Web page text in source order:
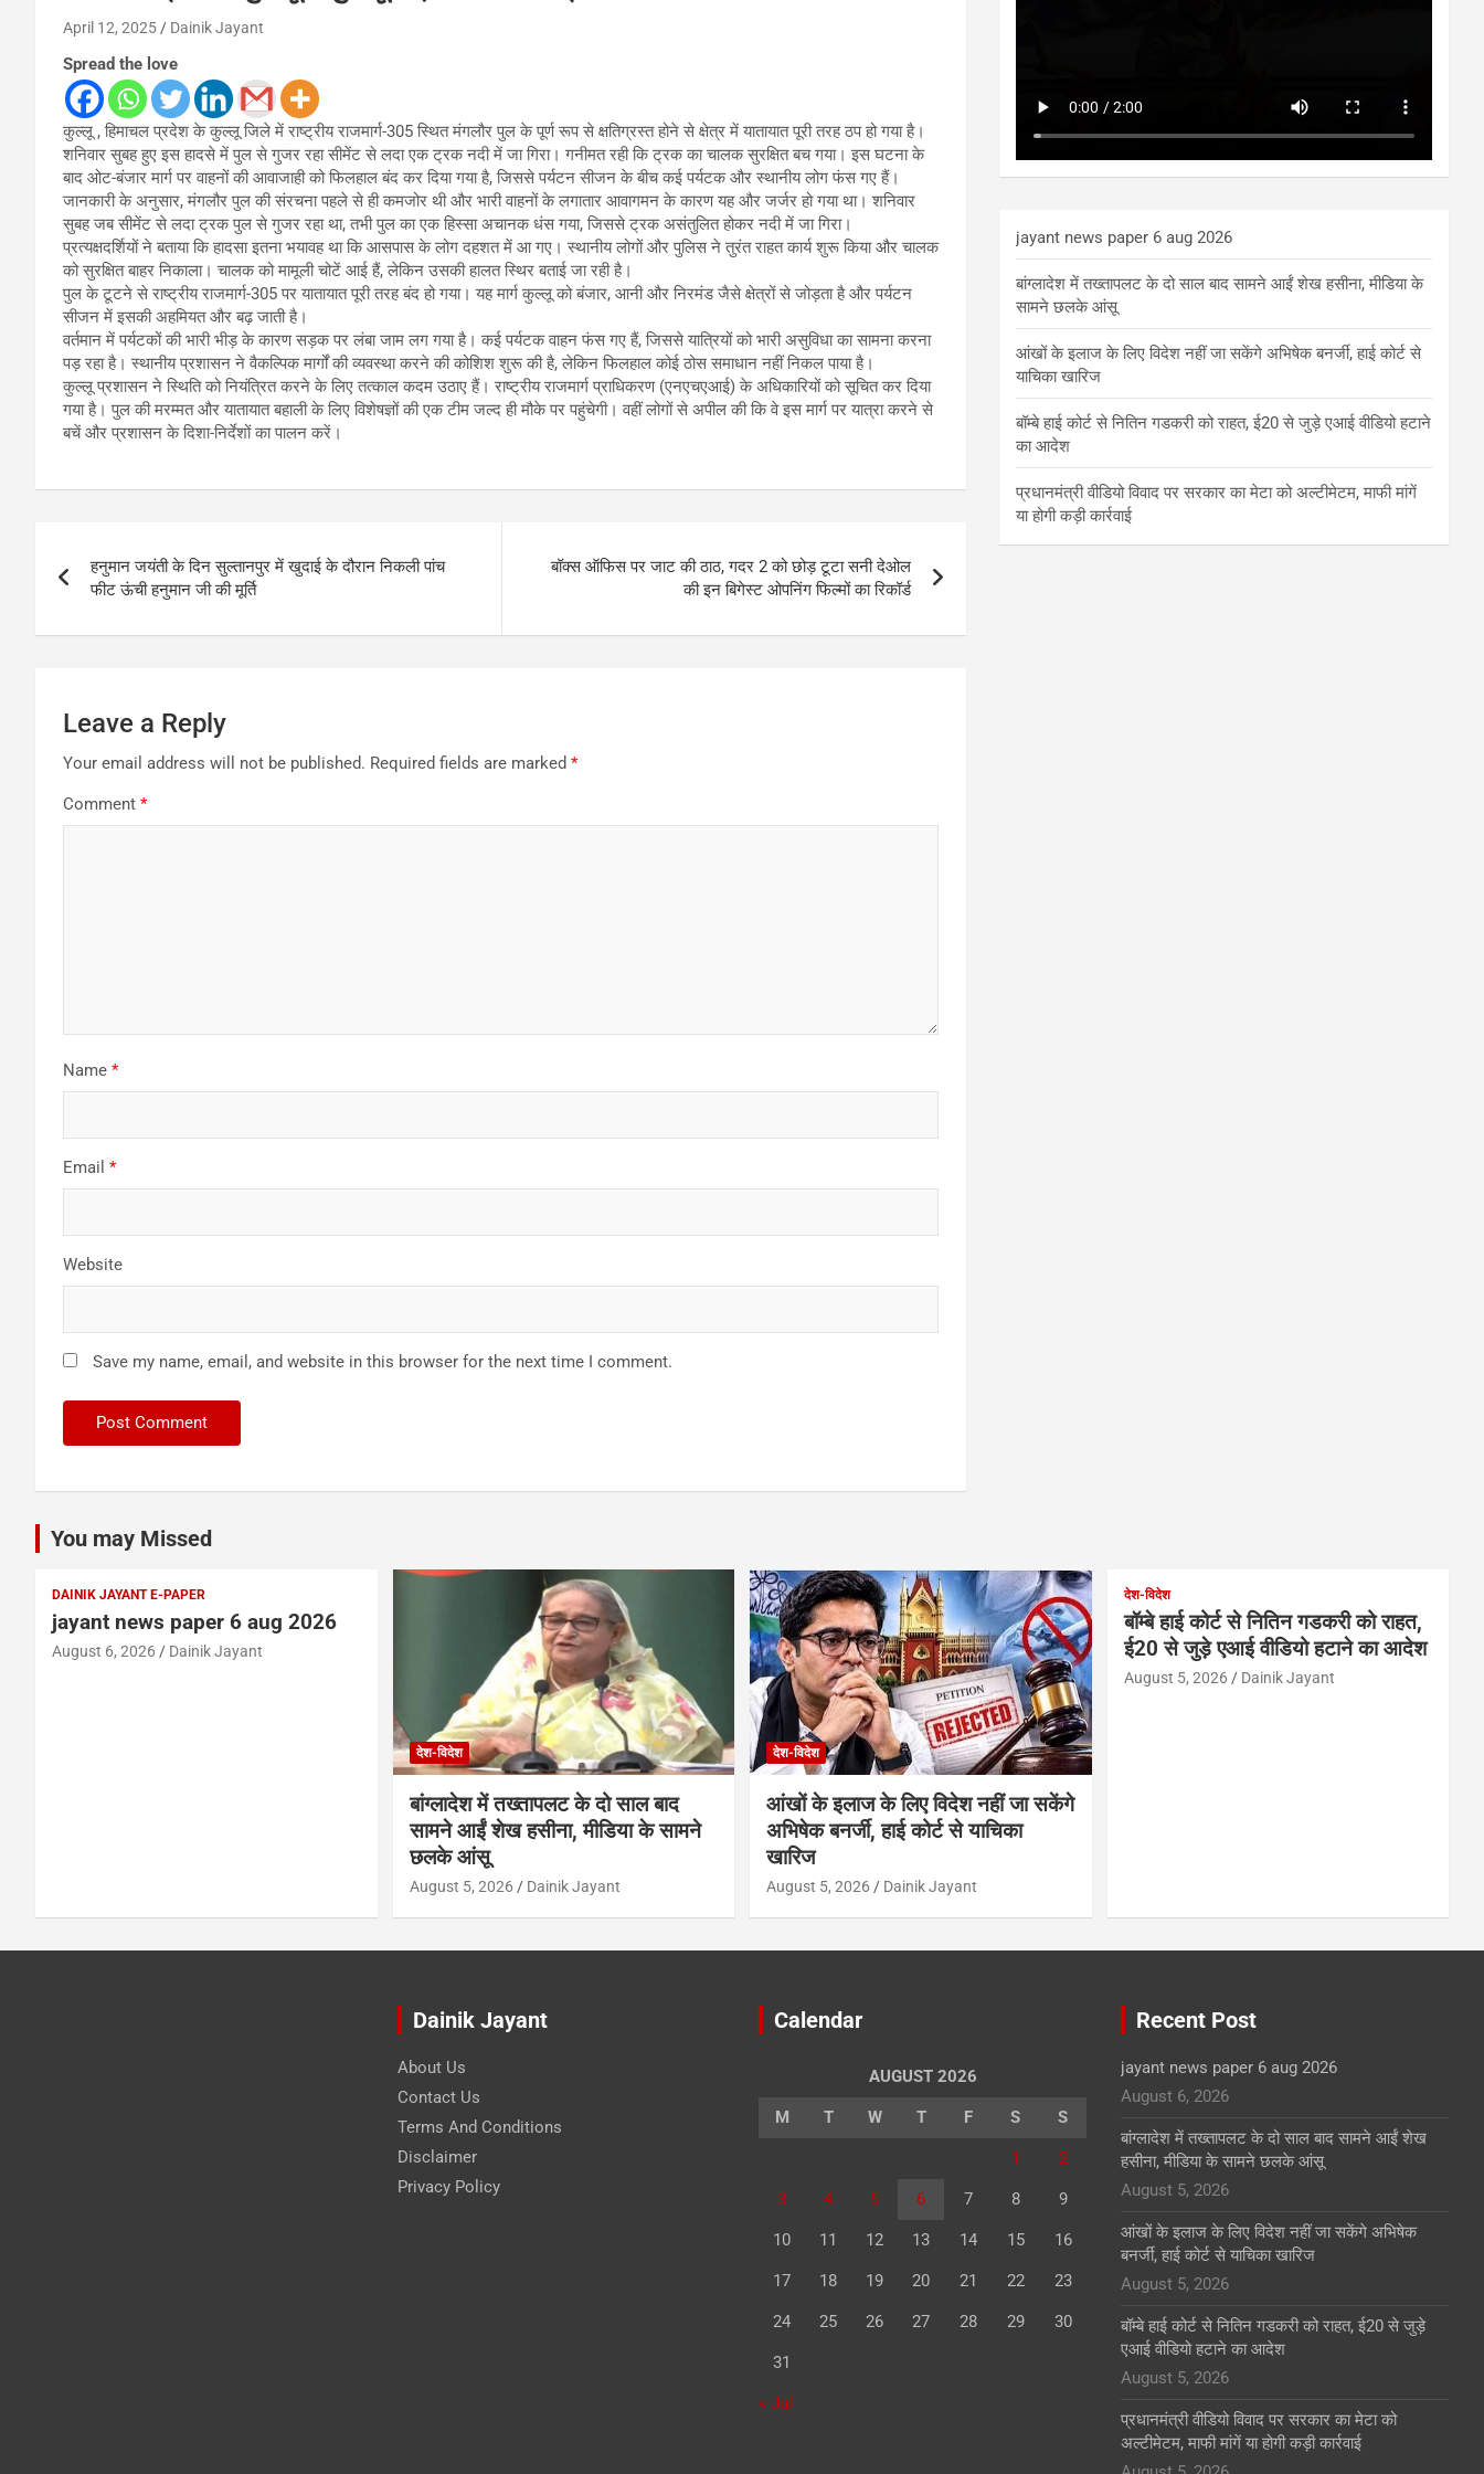
April 12, 2025 Dainik Jayant
Spread the love
कुल्लू , हिमाचल प्रदेश के कुल्लू जिले में राष्ट्रीय राजमार्ग-305 स्थित मंगलौर पुल के पूर्ण रूप से क्षतिग्रस्त होने से क्षेत्र में यातायात पूरी तरह ठप हो गया है।
शनिवार सुबह हुए इस हादसे में पुल से गुजर रहा सीमेंट से लदा एक ट्रक नदी में जा गिरा। गनीमत रही कि ट्रक का चालक सुरक्षित बच गया। इस घटना के
बाद ओट-बंजार मार्ग पर वाहनों की आवाजाही को फिलहाल बंद कर दिया गया है, जिससे पर्यटन सीजन के बीच कई पर्यटक और स्थानीय लोग फंस गए हैं।
जानकारी के अनुसार, मंगलौर पुल की संरचना पहले से ही कमजोर थी और भारी वाहनों के लगातार आवागमन के कारण यह और जर्जर हो गया था। शनिवार
सुबह जब सीमेंट से लदा ट्रक पुल से गुजर रहा था, तभी पुल का एक हिस्सा अचानक धंस गया, जिससे ट्रक असंतुलित होकर नदी में जा गिरा।
प्रत्यक्षदर्शियों ने बताया कि हादसा इतना भयावह था कि आसपास के लोग दहशत में आ गए। स्थानीय लोगों और पुलिस ने तुरंत राहत कार्य शुरू किया और चालक
को सुरक्षित बाहर निकाला। चालक को मामूली चोटें आई हैं, लेकिन उसकी हालत स्थिर बताई जा रही है।
पुल के टूटने से राष्ट्रीय राजमार्ग-305 पर यातायात पूरी तरह बंद हो गया। यह मार्ग कुल्लू को बंजार, आनी और निरमंड जैसे क्षेत्रों से जोड़ता है और पर्यटन
सीजन में इसकी अहमियत और बढ़ जाती है।
वर्तमान में पर्यटकों की भारी भीड़ के कारण सड़क पर लंबा जाम लग गया है। कई पर्यटक वाहन फंस गए हैं, जिससे यात्रियों को भारी असुविधा का सामना करना
पड़ रहा है। स्थानीय प्रशासन ने वैकल्पिक मार्गों की व्यवस्था करने की कोशिश शुरू की है, लेकिन फिलहाल कोई ठोस समाधान नहीं निकल पाया है।
कुल्लू प्रशासन ने स्थिति को नियंत्रित करने के लिए तत्काल कदम उठाए हैं। राष्ट्रीय राजमार्ग प्राधिकरण (एनएचएआई) के अधिकारियों को सूचित कर दिया
गया है। पुल की मरम्मत और यातायात बहाली के लिए विशेषज्ञों की एक टीम जल्द ही मौके पर पहुंचेगी। वहीं लोगों से अपील की कि वे इस मार्ग पर यात्रा करने से
बचें और प्रशासन के दिशा-निर्देशों का पालन करें।
navigation
हनुमान जयंती के दिन सुल्तानपुर में खुदाई के दौरान निकली पांच
फीट ऊंची हनुमान जी की मूर्ति
बॉक्स ऑफिस पर जाट की ठाठ, गदर 2 को छोड़ टूटा सनी देओल
की इन बिगेस्ट ओपनिंग फिल्मों का रिकॉर्ड
Leave a Reply
Your email address will not be published. Required fields are marked *
Comment *
Name *
Email *
Website
Save my name, email, and website in this browser for the next time I comment.
jayant news paper 6 aug 2026
बांग्लादेश में तख्तापलट के दो साल बाद सामने आईं शेख हसीना, मीडिया के
सामने छलके आंसू
आंखों के इलाज के लिए विदेश नहीं जा सकेंगे अभिषेक बनर्जी, हाई कोर्ट से
याचिका खारिज
बॉम्बे हाई कोर्ट से नितिन गडकरी को राहत, ई20 से जुड़े एआई वीडियो हटाने
का आदेश
प्रधानमंत्री वीडियो विवाद पर सरकार का मेटा को अल्टीमेटम, माफी मांगें
या होगी कड़ी कार्रवाई
You may Missed
DAINIK JAYANT E-PAPER
jayant news paper 6 aug 2026
August 6, 2026 Dainik Jayant
देश-विदेश
बांग्लादेश में तख्तापलट के दो साल बाद
सामने आईं शेख हसीना, मीडिया के सामने
छलके आंसू
August 5, 2026 Dainik Jayant
देश-विदेश
आंखों के इलाज के लिए विदेश नहीं जा सकेंगे
अभिषेक बनर्जी, हाई कोर्ट से याचिका
खारिज
August 5, 2026 Dainik Jayant
देश-विदेश
बॉम्बे हाई कोर्ट से नितिन गडकरी को राहत,
ई20 से जुड़े एआई वीडियो हटाने का आदेश
August 5, 2026 Dainik Jayant
Dainik Jayant
About Us
Contact Us
Terms And Conditions
Disclaimer
Privacy Policy
Calendar
AUGUST 2026
M T W T F S S
1 2
3 4 5 6 7 8 9
10 11 12 13 14 15 16
17 18 19 20 21 22 23
24 25 26 27 28 29 30
31
« Jul
Recent Post
jayant news paper 6 aug 2026
August 6, 2026
बांग्लादेश में तख्तापलट के दो साल बाद सामने आईं शेख
हसीना, मीडिया के सामने छलके आंसू
August 5, 2026
आंखों के इलाज के लिए विदेश नहीं जा सकेंगे अभिषेक
बनर्जी, हाई कोर्ट से याचिका खारिज
August 5, 2026
बॉम्बे हाई कोर्ट से नितिन गडकरी को राहत, ई20 से जुड़े
एआई वीडियो हटाने का आदेश
August 5, 2026
प्रधानमंत्री वीडियो विवाद पर सरकार का मेटा को
अल्टीमेटम, माफी मांगें या होगी कड़ी कार्रवाई